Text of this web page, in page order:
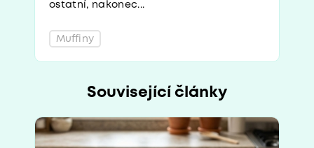
ostatní, nakonec...
Muffiny
Související články